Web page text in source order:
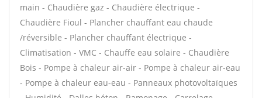
main - Chaudière gaz - Chaudière électrique -
Chaudière Fioul - Plancher chauffant eau chaude
/réversible - Plancher chauffant électrique -
Climatisation - VMC - Chauffe eau solaire - Chaudière
Bois - Pompe à chaleur air-air - Pompe à chaleur air-eau
- Pompe à chaleur eau-eau - Panneaux photovoltaïques